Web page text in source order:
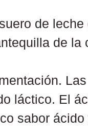
de
de la
láctico. El
sabor